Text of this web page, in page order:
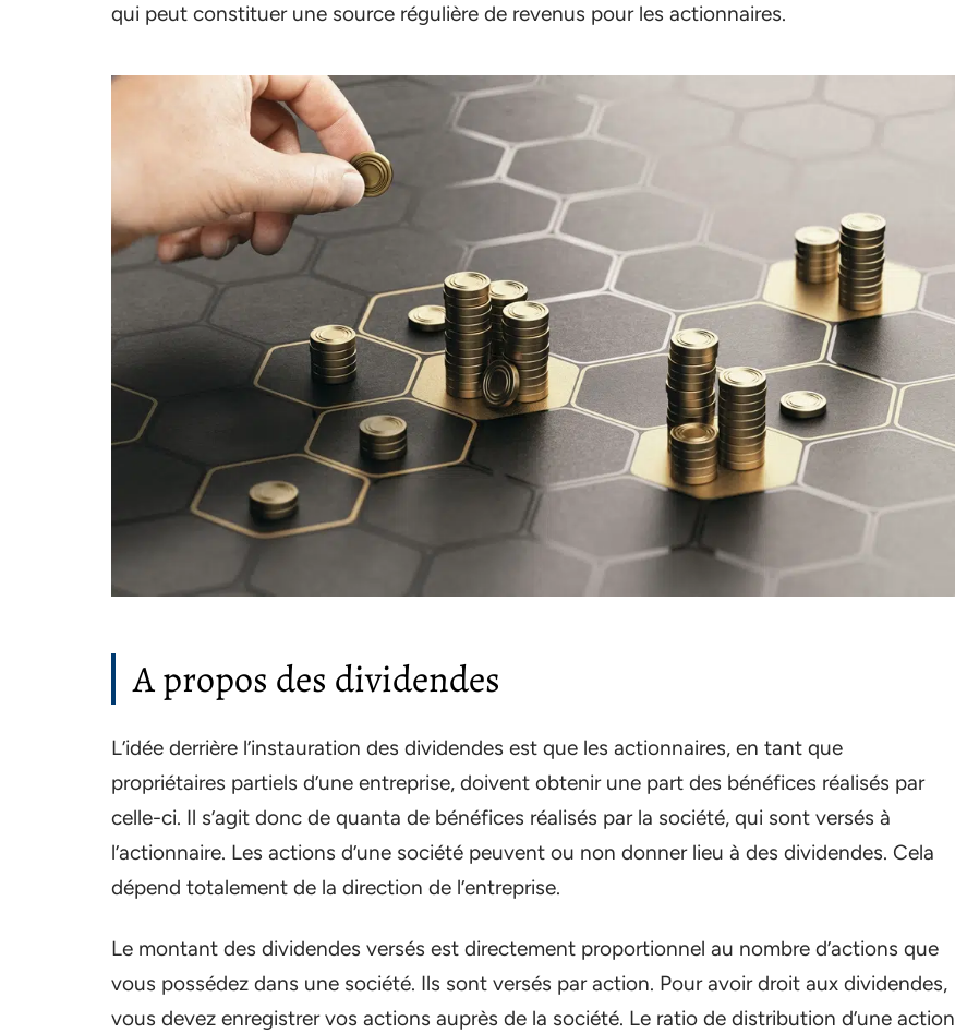
qui peut constituer une source régulière de revenus pour les actionnaires.
A propos des dividendes
L’idée derrière l’instauration des dividendes est que les actionnaires, en tant que
propriétaires partiels d’une entreprise, doivent obtenir une part des bénéfices réalisés par
celle-ci. Il s’agit donc de quanta de bénéfices réalisés par la société, qui sont versés à
l’actionnaire. Les actions d’une société peuvent ou non donner lieu à des dividendes. Cela
dépend totalement de la direction de l’entreprise.
Le montant des dividendes versés est directement proportionnel au nombre d’actions que
vous possédez dans une société. Ils sont versés par action. Pour avoir droit aux dividendes,
vous devez enregistrer vos actions auprès de la société. Le ratio de distribution d’une action